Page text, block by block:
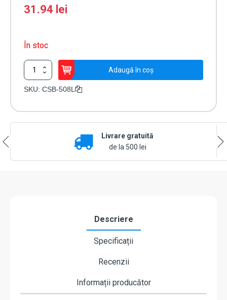
31.94 lei
În stoc
Cantitate
Buton
de
Adaugă în coș
SKU: CSB-508L
Livrare gratuită
de la 500 lei
Descriere
Specificații
Recenzii
Informații producător